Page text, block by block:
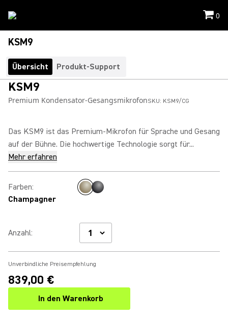
0
KSM9
Übersicht Produkt-Support
KSM9
Premium Kondensator-GesangsmikrofonSKU: KSM9/CG
Das KSM9 ist das Premium-Mikrofon für Sprache und Gesang
auf der Bühne. Die hochwertige Technologie sorgt für...
Mehr erfahren
Farben:
Champagner
Anzahl:
Unverbindliche Preisempfehlung
839,00 €
In den Warenkorb